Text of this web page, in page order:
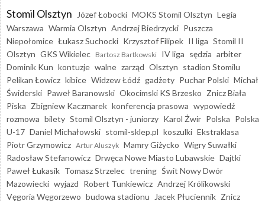
Stomil Olsztyn Józef Łobocki MOKS Stomil Olsztyn Legia
Warszawa Warmia Olsztyn Andrzej Biedrzycki Puszcza
Niepołomice Łukasz Suchocki Krzysztof Filipek II liga Stomil II
Olsztyn GKS Wikielec Bartosz Bartkowski IV liga sędzia arbiter
Dominik Kun kontuzje walne zarząd Olsztyn stadion Stomilu
Pelikan Łowicz kibice Widzew Łódź gadżety Puchar Polski Michał
Świderski Paweł Baranowski Okocimski KS Brzesko Znicz Biała
Piska Zbigniew Kaczmarek konferencja prasowa wypowiedź
rozmowa bilety Stomil Olsztyn - juniorzy Karol Żwir Polska Polska
U-17 Daniel Michałowski stomil-sklep.pl koszulki Ekstraklasa
Piotr Grzymowicz Artur Aluszyk Mamry Giżycko Wigry Suwałki
Radosław Stefanowicz Drwęca Nowe Miasto Lubawskie Dajtki
Paweł Łukasik Tomasz Strzelec trening Świt Nowy Dwór
Mazowiecki wyjazd Robert Tunkiewicz Andrzej Królikowski
Vęgoria Węgorzewo budowa stadionu Jacek Płuciennik Znicz